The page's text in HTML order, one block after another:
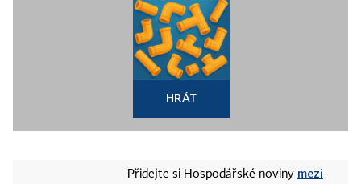
HRÁT
Přidejte si Hospodářské noviny mezi